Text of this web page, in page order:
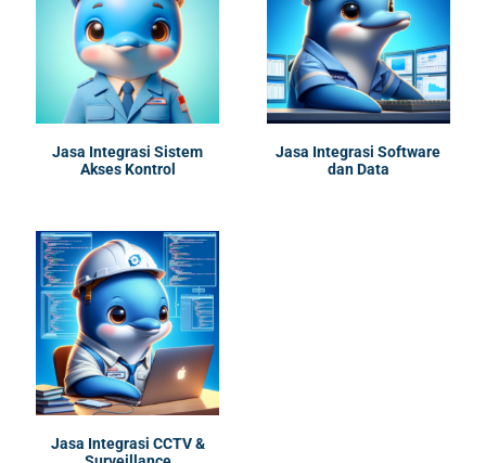
Jasa Integrasi Sistem
Akses Kontrol
Jasa Integrasi Software
dan Data
Jasa Integrasi CCTV &